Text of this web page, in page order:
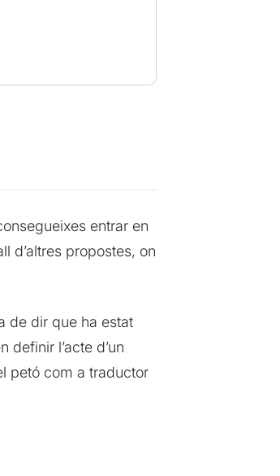
entrar en
d’altres propostes, on
de dir que ha estat
l’acte d’un
petó com a traductor